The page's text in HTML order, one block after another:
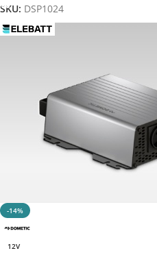
SKU: DSP1024
-14%
12V